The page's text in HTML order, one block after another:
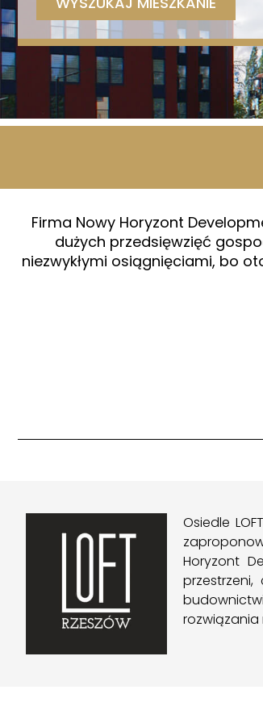
Firma Nowy Horyzont
dużych przedsięwzięć
niezwykłymi osiągnięciami, bo
Osiedle
Horyzont
rozwiązania